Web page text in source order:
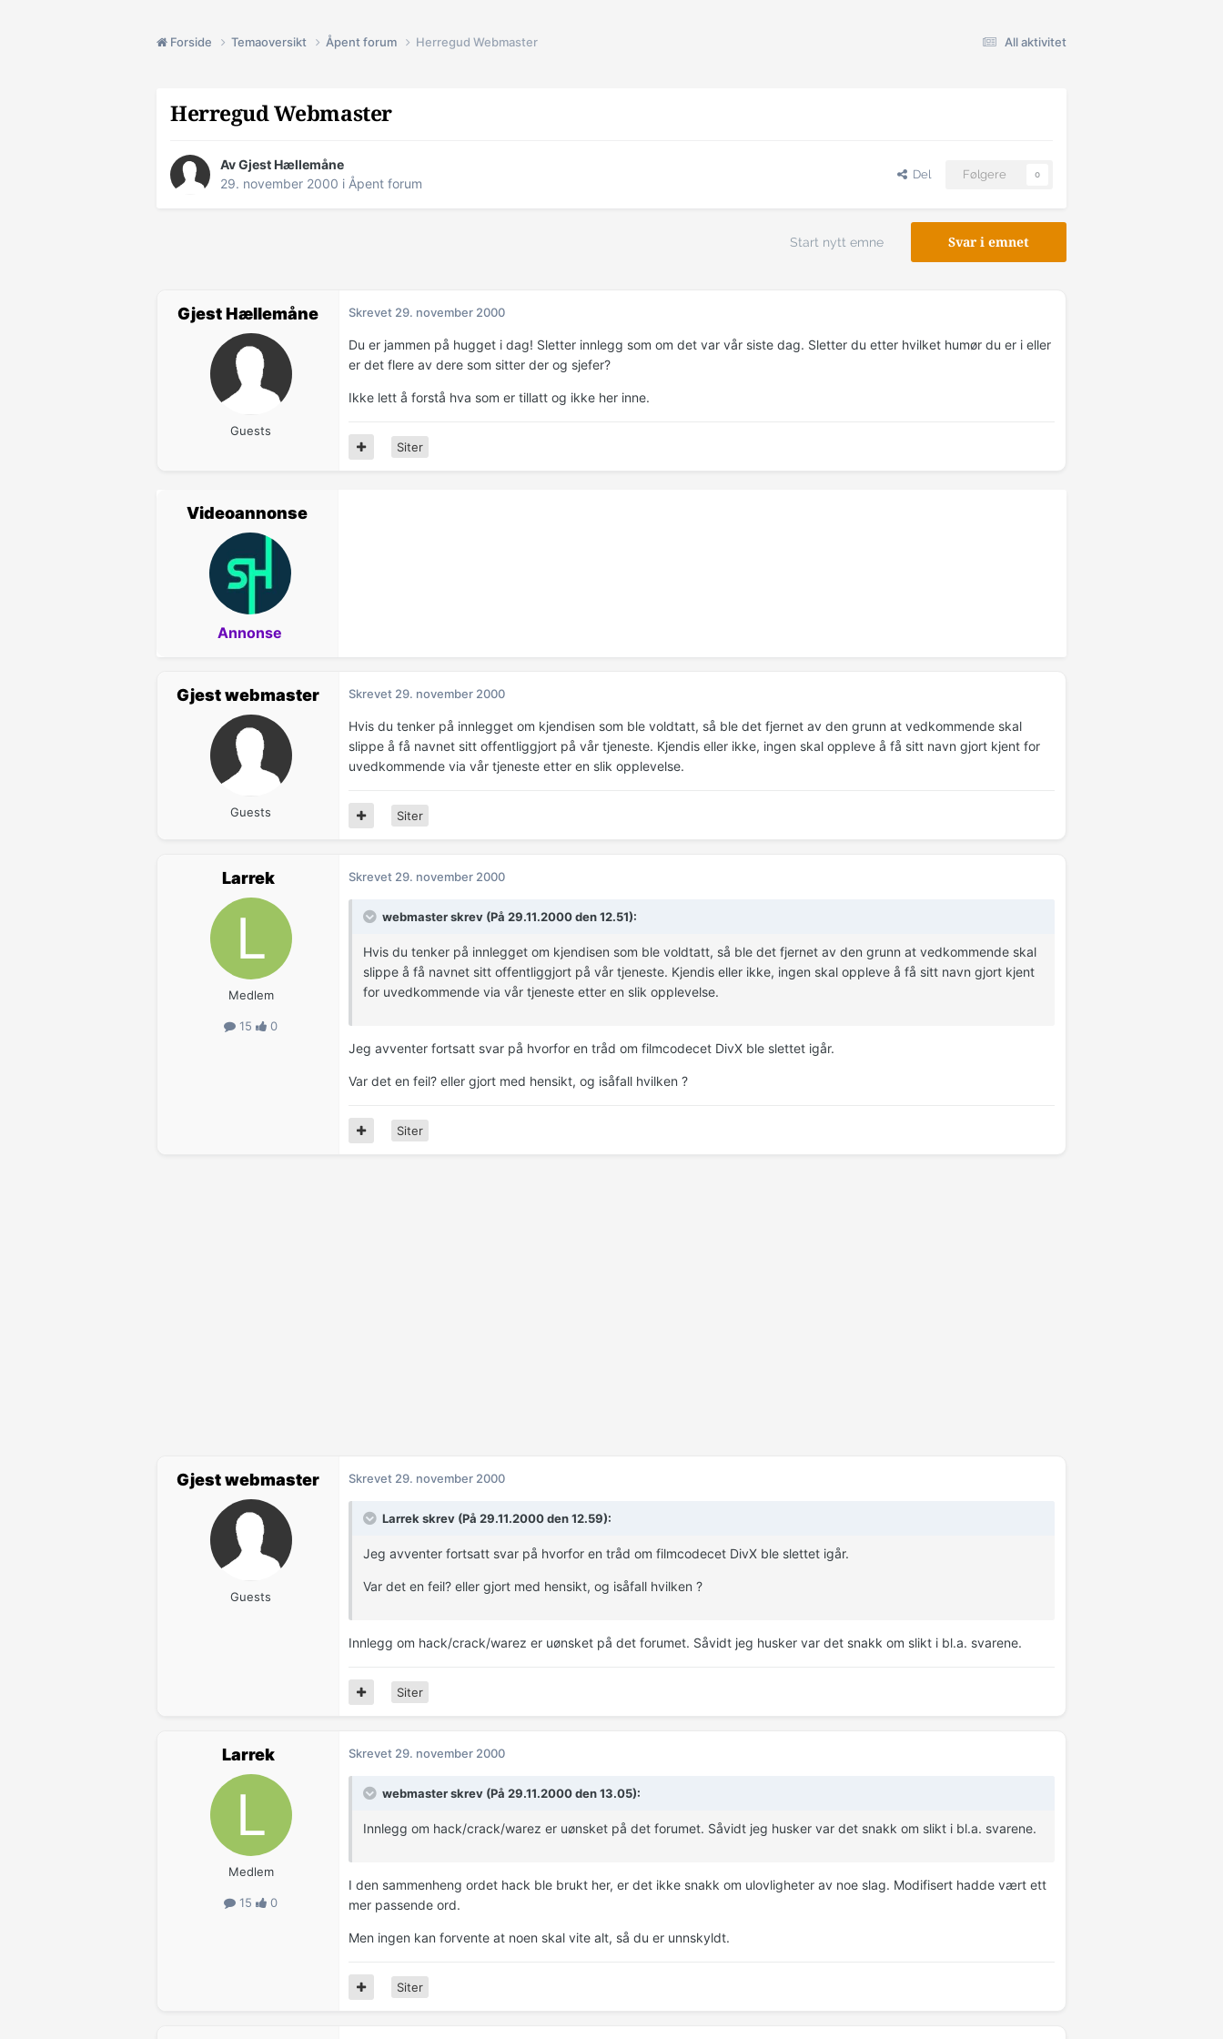
All aktivitet
Forside Temaoversikt Åpent forum Herregud Webmaster
Herregud Webmaster
Av Gjest Hællemåne
29. november 2000 i Åpent forum
Del Følgere 0
Svar i emnet
Start nytt emne
Gjest Hællemåne
Guests
Skrevet 29. november 2000
Du er jammen på hugget i dag! Sletter innlegg som om det var vår siste dag. Sletter du etter hvilket humør du er i eller
er det flere av dere som sitter der og sjefer?
Ikke lett å forstå hva som er tillatt og ikke her inne.
Siter
Videoannonse
Annonse
Gjest webmaster
Guests
Skrevet 29. november 2000
Hvis du tenker på innlegget om kjendisen som ble voldtatt, så ble det fjernet av den grunn at vedkommende skal
slippe å få navnet sitt offentliggjort på vår tjeneste. Kjendis eller ikke, ingen skal oppleve å få sitt navn gjort kjent for
uvedkommende via vår tjeneste etter en slik opplevelse.
Siter
Larrek
Medlem
15 0
Skrevet 29. november 2000
webmaster skrev (På 29.11.2000 den 12.51):
Hvis du tenker på innlegget om kjendisen som ble voldtatt, så ble det fjernet av den grunn at vedkommende skal
slippe å få navnet sitt offentliggjort på vår tjeneste. Kjendis eller ikke, ingen skal oppleve å få sitt navn gjort kjent
for uvedkommende via vår tjeneste etter en slik opplevelse.
Jeg avventer fortsatt svar på hvorfor en tråd om filmcodecet DivX ble slettet igår.
Var det en feil? eller gjort med hensikt, og isåfall hvilken ?
Siter
Gjest webmaster
Guests
Skrevet 29. november 2000
Larrek skrev (På 29.11.2000 den 12.59):
Jeg avventer fortsatt svar på hvorfor en tråd om filmcodecet DivX ble slettet igår.
Var det en feil? eller gjort med hensikt, og isåfall hvilken ?
Innlegg om hack/crack/warez er uønsket på det forumet. Såvidt jeg husker var det snakk om slikt i bl.a. svarene.
Siter
Larrek
Medlem
15 0
Skrevet 29. november 2000
webmaster skrev (På 29.11.2000 den 13.05):
Innlegg om hack/crack/warez er uønsket på det forumet. Såvidt jeg husker var det snakk om slikt i bl.a. svarene.
I den sammenheng ordet hack ble brukt her, er det ikke snakk om ulovligheter av noe slag. Modifisert hadde vært ett
mer passende ord.
Men ingen kan forvente at noen skal vite alt, så du er unnskyldt.
Siter